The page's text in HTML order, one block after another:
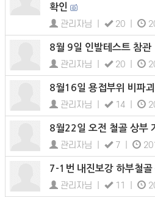
확인
관리자님 | 20 |
8월 9일 인발테스트 참관
관리자님 | 20 |
8월16일 용접부위 비파
관리자님 | 14 |
8월22일 오전 철골 상부
관리자님 | 7 |
7-1번 내진보강 하부철골
관리자님 | 11 |